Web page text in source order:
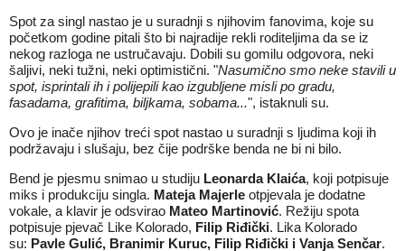
Spot za singl nastao je u suradnji s njihovim fanovima, koje su
početkom godine pitali što bi najradije rekli roditeljima da se iz
nekog razloga ne ustručavaju. Dobili su gomilu odgovora, neki
šaljivi, neki tužni, neki optimistični. "Nasumično smo neke stavili u
spot, isprintali ih i polijepili kao izgubljene misli po gradu,
fasadama, grafitima, biljkama, sobama...", istaknuli su.
Ovo je inače njihov treći spot nastao u suradnji s ljudima koji ih
podržavaju i slušaju, bez čije podrške benda ne bi ni bilo.
Bend je pjesmu snimao u studiju Leonarda Klaića, koji potpisuje
miks i produkciju singla. Mateja Majerle otpjevala je dodatne
vokale, a klavir je odsvirao Mateo Martinović. Režiju spota
potpisuje pjevač Like Kolorado, Filip Riđički. Lika Kolorado
su: Pavle Gulić, Branimir Kuruc, Filip Riđički i Vanja Senčar.